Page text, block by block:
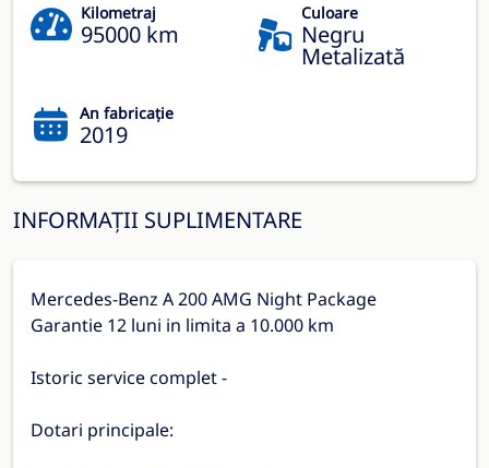
Kilometraj
95000 km
Culoare
Negru
Metalizată
An fabricație
2019
INFORMAȚII SUPLIMENTARE
Mercedes-Benz A 200 AMG Night Package
Garantie 12 luni in limita a 10.000 km
Istoric service complet -
Dotari principale: